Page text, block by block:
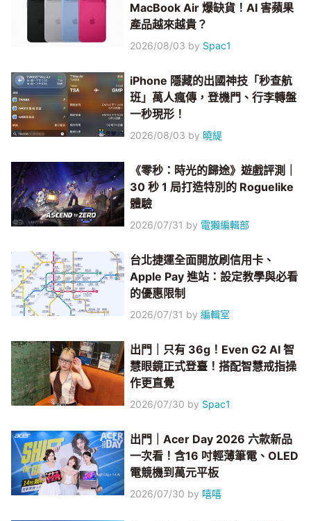
MacBook Air 爆缺貨！AI 害蘋果
產品越來越貴？
2026/08/03 by Spac1
iPhone 隱藏的出國神技「秒查航
班」萬人瘋傳，登機門、行李轉盤
一秒現形！
2026/08/03 by 曉緹
《零秒：時光的歸途》遊戲評測｜
30 秒 1 局打造特別的 Roguelike
體驗
2026/07/31 by 電獺編輯部
台北捷運全面開放刷信用卡、
Apple Pay 進站：設定教學與必看
的優惠限制
2026/07/31 by編輯室
出門｜只有 36g！Even G2 AI 智
慧眼鏡正式登臺！搭配智慧戒指操
作更直覺
2026/07/30 by Spac1
出門｜Acer Day 2026 六款新品
一次看！含16 吋輕薄筆電、OLED
電競機到萬元平板
2026/07/30 by 嘻嘻